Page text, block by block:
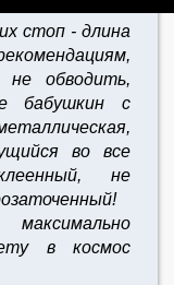
стоп - длина
не обводить,
бабушкин с
во все
не
в космос